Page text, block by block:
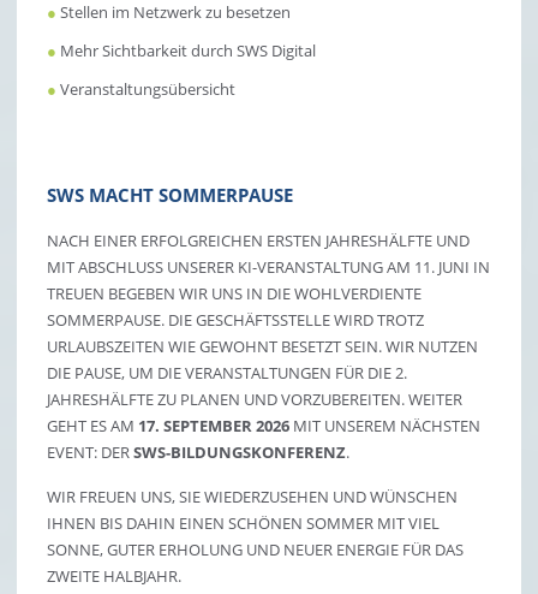
● Stellen im Netzwerk zu besetzen
● Mehr Sichtbarkeit durch SWS Digital
● Veranstaltungsübersicht
SWS MACHT SOMMERPAUSE
NACH EINER ERFOLGREICHEN ERSTEN JAHRESHÄLFTE UND
MIT ABSCHLUSS UNSERER KI-VERANSTALTUNG AM 11. JUNI IN
TREUEN BEGEBEN WIR UNS IN DIE WOHLVERDIENTE
SOMMERPAUSE. DIE GESCHÄFTSSTELLE WIRD TROTZ
URLAUBSZEITEN WIE GEWOHNT BESETZT SEIN. WIR NUTZEN
DIE PAUSE, UM DIE VERANSTALTUNGEN FÜR DIE 2.
JAHRESHÄLFTE ZU PLANEN UND VORZUBEREITEN. WEITER
GEHT ES AM 17. SEPTEMBER 2026 MIT UNSEREM NÄCHSTEN
EVENT: DERSWS-BILDUNGSKONFERENZ.
WIR FREUEN UNS, SIE WIEDERZUSEHEN UND WÜNSCHEN
IHNEN BIS DAHIN EINEN SCHÖNEN SOMMER MIT VIEL
SONNE, GUTER ERHOLUNG UND NEUER ENERGIE FÜR DAS
ZWEITE HALBJAHR.